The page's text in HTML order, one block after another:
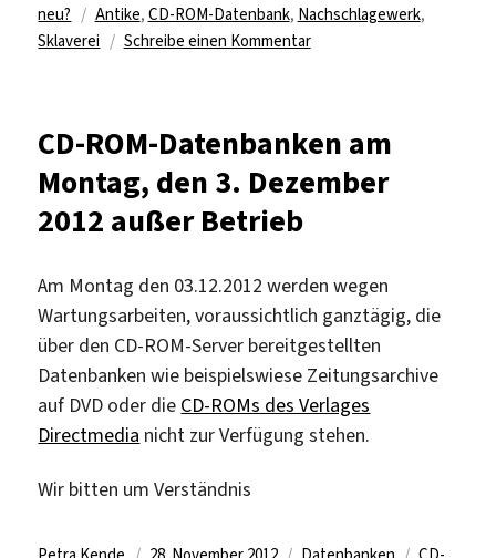
am
neu?
Schlagwörter
Antike, CD-ROM-Datenbank, Nachschlagewerk,
Sklaverei
Schreibe einen Kommentarzu
das
Handwörterbuch
der
CD-ROM-Datenbanken am
Montag, den 3. Dezember
2012 außer Betrieb
Am Montag den 03.12.2012 werden wegen
Wartungsarbeiten, voraussichtlich ganztägig, die
über den CD-ROM-Server bereitgestellten
Datenbanken wie beispielswiese Zeitungsarchive
auf DVD oder die CD-ROMs des Verlages
Directmedia nicht zur Verfügung stehen.
Wir bitten um Verständnis
Autor Veröffentlicht Kategorien